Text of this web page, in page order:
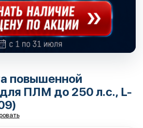
повышенной
ПЛМ до 250 л.с., L-